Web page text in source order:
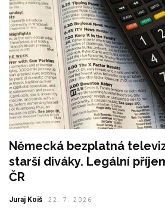
Německá bezplatná
starší diváky. Legální
ČR
Juraj Koiš 22. 7. 2026